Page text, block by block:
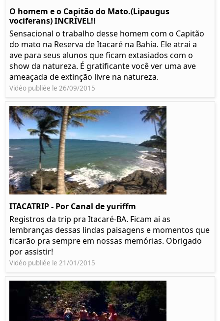
O homem e o Capitão do Mato.(Lipaugus
vociferans) INCRÍVEL!!
Sensacional o trabalho desse homem com o Capitão
do mato na Reserva de Itacaré na Bahia. Ele atrai a
ave para seus alunos que ficam extasiados com o
show da natureza. É gratificante você ver uma ave
ameaçada de extinção livre na natureza.
Vidéo publiée le 26/09/2015
ITACATRIP - Por Canal de yuriffm
Registros da trip pra Itacaré-BA. Ficam ai as
lembranças dessas lindas paisagens e momentos que
ficarão pra sempre em nossas memórias. Obrigado
por assistir!
Vidéo publiée le 21/01/2015